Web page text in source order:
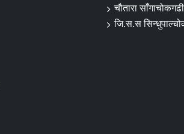
चौतारा
जि.स.स